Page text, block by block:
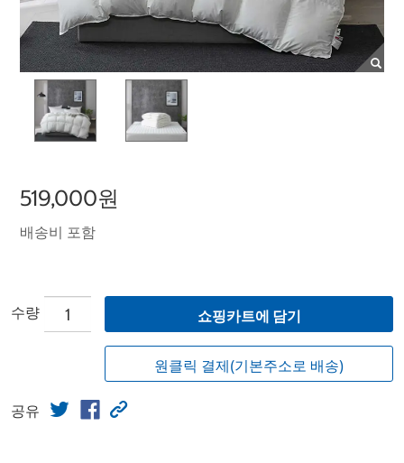
519,000원
배송비 포함
수량 쇼핑카트에 담기
원클릭 결제(기본주소로 배송)
공유